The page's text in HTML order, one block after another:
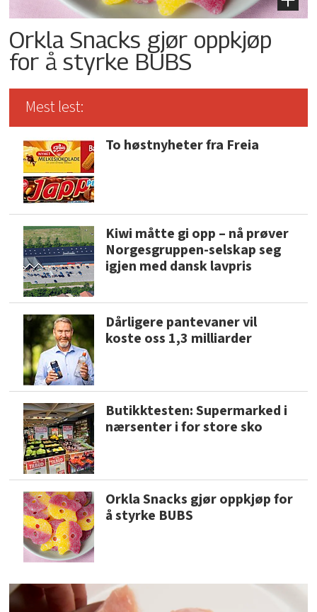
Orkla Snacks gjør oppkjøp
for å styrke BUBS
Mest lest:
To høstnyheter fra Freia
Kiwi måtte gi opp – nå prøver
Norgesgruppen-selskap seg
igjen med dansk lavpris
Dårligere pantevaner vil
koste oss 1,3 milliarder
Butikktesten: Supermarked i
nærsenter i for store sko
Orkla Snacks gjør oppkjøp for
å styrke BUBS